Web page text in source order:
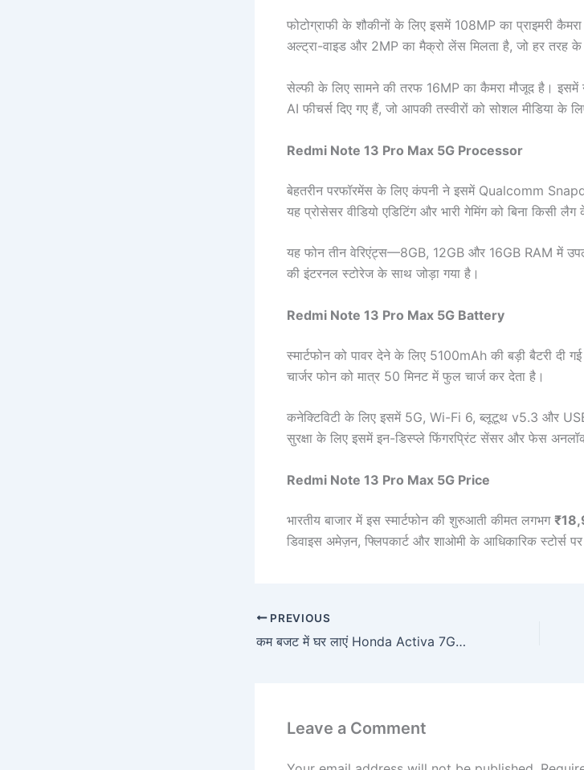
फोटोग्राफी के शौकीनों के लिए इसमें 108MP का प्राइमरी
अल्ट्रा-वाइड और 2MP का मैक्रो लेंस मिलता है, जो हर तरह
सेल्फी के लिए सामने की तरफ 16MP का कैमरा मौजूद है। इसमें
AI फीचर्स दिए गए हैं, जो आपकी तस्वीरों को सोशल मीडिया के
Redmi Note 13 Pro Max 5G Processor
बेहतरीन परफॉरमेंस के लिए कंपनी ने इसमें Qualcomm
यह प्रोसेसर वीडियो एडिटिंग और भारी गेमिंग को बिना किसी
यह फोन तीन वेरिएंट्स—8GB, 12GB और 16GB RAM में
की इंटरनल स्टोरेज के साथ जोड़ा गया है।
Redmi Note 13 Pro Max 5G Battery
स्मार्टफोन को पावर देने के लिए 5100mAh की बड़ी बैटरी दी
चार्जर फोन को मात्र 50 मिनट में फुल चार्ज कर देता है।
कनेक्टिविटी के लिए इसमें 5G, Wi-Fi 6, ब्लूटूथ v5.3 और
सुरक्षा के लिए इसमें इन-डिस्प्ले फिंगरप्रिंट सेंसर और फेस
Redmi Note 13 Pro Max 5G Price
भारतीय बाजार में इस स्मार्टफोन की शुरुआती कीमत लगभग
डिवाइस अमेज़न, फ्लिपकार्ट और शाओमी के आधिकारिक स्टोर्स
PREVIOUS
कम बजट में घर लाएं Honda Activa 7G मिलेगा 109.51cc एयर-कूल्ड इंजन और 60 kmpl माइलेज
Leave a Comment